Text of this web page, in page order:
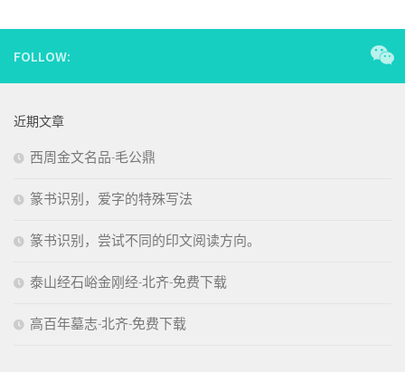
FOLLOW:
近期文章
西周金文名品-毛公鼎
篆书识别，爱字的特殊写法
篆书识别，尝试不同的印文阅读方向。
泰山经石峪金刚经-北齐-免费下载
高百年墓志-北齐-免费下载